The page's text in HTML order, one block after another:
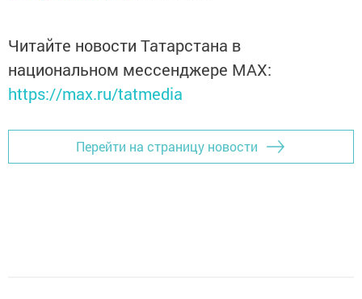
Читайте новости Татарстана в
национальном мессенджере MАХ:
https://max.ru/tatmedia
Перейти на страницу новости